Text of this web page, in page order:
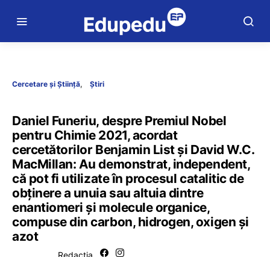
Cercetare și Știință Știri
Daniel Funeriu, despre Premiul Nobel
pentru Chimie 2021, acordat
cercetătorilor Benjamin List şi David W.C.
MacMillan: Au demonstrat, independent,
că pot fi utilizate în procesul catalitic de
obținere a unuia sau altuia dintre
enantiomeri și molecule organice,
compuse din carbon, hidrogen, oxigen și
azot
Redacția